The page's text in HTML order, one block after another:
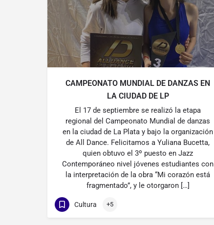
CAMPEONATO MUNDIAL DE DANZAS EN
LA CIUDAD DE LP
El 17 de septiembre se realizó la etapa
regional del Campeonato Mundial de danzas
en la ciudad de La Plata y bajo la organización
de All Dance. Felicitamos a Yuliana Bucetta,
quien obtuvo el 3º puesto en Jazz
Contemporáneo nivel jóvenes estudiantes con
la interpretación de la obra “Mi corazón está
fragmentado”, y le otorgaron […]
Cultura +5